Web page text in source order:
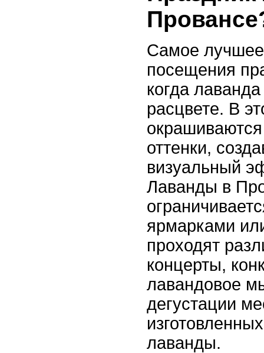
Самое
посещения
когда
расцвете. В
оттенки,
визуальный
Лаванды в
ярмарками
проходят
концерты,
лавандовое
дегустации
лаванды.